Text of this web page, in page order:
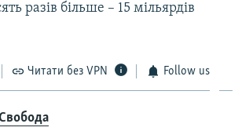
разів більше – 15 мільярдів
Читати без VPN Follow us